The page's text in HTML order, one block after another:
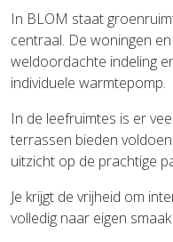
In BLOM staat
centraal. De woningen
weldoordachte indeling
individuele warmtepomp.
In de leefruimtes is er
terrassen bieden
uitzicht op de prachtige
Je krijgt de vrijheid om
volledig naar eigen